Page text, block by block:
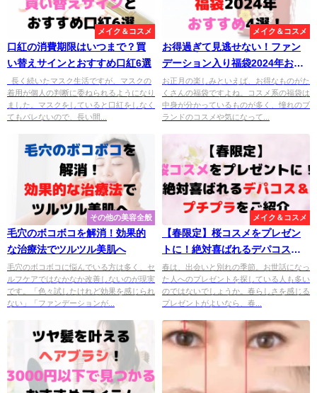
メイク＆コスメ
口紅の消費期限はいつまで？買
い替えサインとおすすめ口紅6選
長く続いたマスク生活ですが、マスクの
着用が個人の判断に委ねられるようになり
ました。マスクをしていると口紅をしなく
てもバレないので、長い間...
メイク＆コスメ
お得過ぎて見逃せない！ファン
デーション入り福袋2024年おす
すめ4選！
お正月の楽しみといえば、お得なものがた
くさんの福袋ですよね。コスメ系の福袋は
中身が分かっているものが多く、憧れのブ
ランドのコスメや気になって...
その他の美容全般
毛穴のボコボコを解消！効果的
な治療法でツルツル美肌へ
毛穴のボコボコに悩んでいる方は多く、セ
ルフケアではなかなか改善しないのが現実
です。「色々試したけれど効果を感じられ
ない」「ファンデーションが...
メイク＆コスメ
【春限定】桜コスメをプレゼン
トに！絶対喜ばれるデパコス＆
プチプラをご紹介
春は、出会いと別れの季節。お世話になっ
た人へのプレゼントを探している人も多い
のではないでしょうか。春らしさを感じる
プレゼントがよいなら、春...